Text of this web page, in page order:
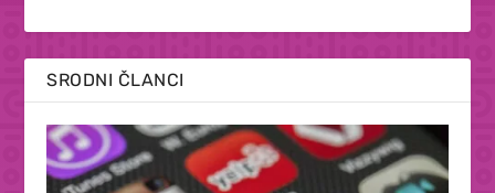
SRODNI ČLANCI